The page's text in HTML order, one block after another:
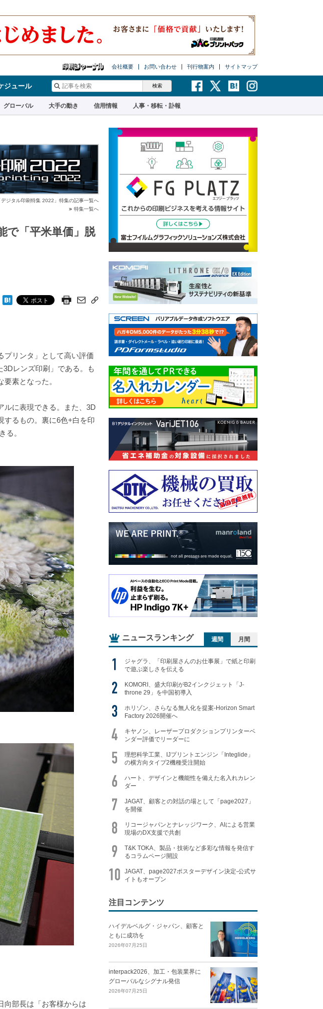
会社概要 お問い合わせ 刊行物案内 サイトマップ
ジュール
グローバル 大手の動き 信用情報 人事・移転・訃報
デジタル印刷特集 2022」特集の記事一覧へ
特集一覧へ
で「平米単価」脱
リンタ」として高い評価
レンズ印刷」である。も
素となった。
に表現できる。また、3D
するもの。裏に6色+白を印
る。
向部長は「お客様からは
ニュースランキング 週間 月間
ジャグラ、「印刷屋さんのお仕事展」で紙と印刷
で遊ぶ楽しさを伝える
KOMORI、盛大印刷がB2インクジェット「J-
throne 29」を中国初導入
ホリゾン、さらなる無人化を提案-Horizon Smart
Factory 2026開催へ
キヤノン、レーザープロダクションプリンターベ
ンダー評価でリーダーに
理想科学工業、IJプリントエンジン「Integlide」
の横方向タイプ2機種受注開始
ハート、デザインと機能性を備えた名入れカレン
ダー
JAGAT、顧客との対話の場として「page2027」
を開催
リコージャパンとナレッジワーク、AIによる営業
現場のDX支援で共創
T&K TOKA、製品・技術など多彩な情報を発信す
るコラムページ開設
JAGAT、page2027ポスターデザイン決定-公式サ
イトもオープン
注目コンテンツ
ハイデルベルグ・ジャパン、顧客と
ともに成功を
2026年07月25日
interpack2026、加工・包装業界に
グローバルなシグナル発信
2026年07月25日